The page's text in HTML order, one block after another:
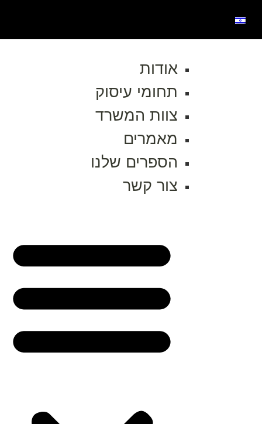
אודות
תחומי עיסוק
צוות המשרד
מאמרים
הספרים שלנו
צור קשר